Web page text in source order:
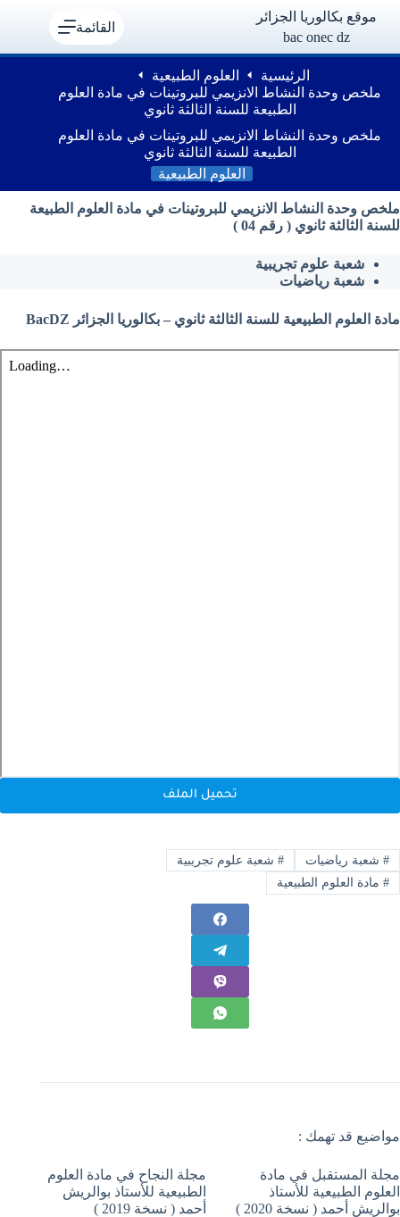
موقع بكالوريا الجزائر
bac onec dz
القائمة
الرئيسية
العلوم الطبيعية
ملخص وحدة النشاط الانزيمي للبروتينات في مادة العلوم
الطبيعة للسنة الثالثة ثانوي
ملخص وحدة النشاط الانزيمي للبروتينات في مادة العلوم
الطبيعة للسنة الثالثة ثانوي
العلوم الطبيعية
ملخص وحدة النشاط الانزيمي للبروتينات في مادة العلوم الطبيعة
للسنة الثالثة ثانوي ( رقم 04 )
شعبة علوم تجريبية
شعبة رياضيات
مادة العلوم الطبيعية للسنة الثالثة ثانوي – بكالوريا الجزائر BacDZ
تحميل الملف
#شعبة رياضيات #شعبة علوم تجريبية
#مادة العلوم الطبيعية
مواضيع قد تهمك :
مجلة المستقبل في مادة
العلوم الطبيعية للأستاذ
بوالريش أحمد ( نسخة 2020 )
مجلة النجاح في مادة العلوم
الطبيعية للأستاذ بوالريش
أحمد ( نسخة 2019 )